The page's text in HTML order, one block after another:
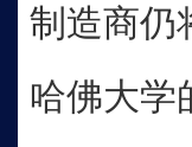
制造商仍
哈佛大学